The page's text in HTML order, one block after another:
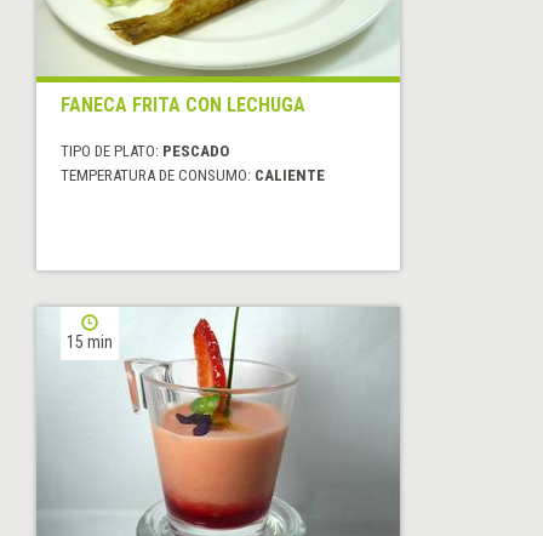
FANECA FRITA CON LECHUGA
TIPO DE PLATO: PESCADO
TEMPERATURA DE CONSUMO: CALIENTE
15 min